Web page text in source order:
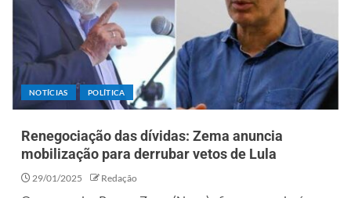
NOTÍCIAS POLÍTICA
Renegociação das dívidas: Zema anuncia
mobilização para derrubar vetos de Lula
29/01/2025 Redação